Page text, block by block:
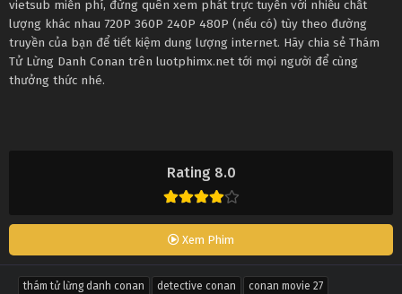
Rating 8.0
Xem Phim
vietsub miễn phí, đừng quên xem phát trực tuyến với nhiều chất
lượng khác nhau 720P 360P 240P 480P (nếu có) tùy theo đường
truyền của bạn để tiết kiệm dung lượng internet. Hãy chia sẻ Thám
Tử Lừng Danh Conan trên luotphimx.net tới mọi người để cùng
thưởng thức nhé.
thám tử lừng danh conan detective conan
conan movie 27